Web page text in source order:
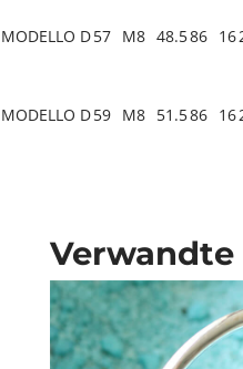
MODELLO D57 M8 48.586 16
MODELLO D59 M8 51.586 16